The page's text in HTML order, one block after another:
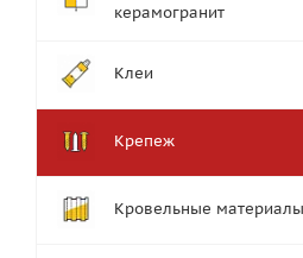
керамогранит
Клеи
Крепеж
Кровельные материалы